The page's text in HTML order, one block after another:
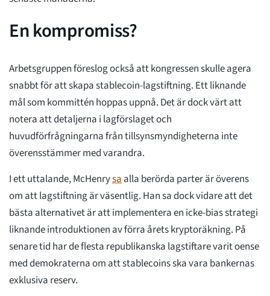
En kompromiss?
Arbetsgruppen föreslog också att kongressen skulle agera
snabbt för att skapa stablecoin-lagstiftning. Ett liknande
mål som kommittén hoppas uppnå. Det är dock värt att
notera att detaljerna i lagförslaget och
huvudförfrågningarna från tillsynsmyndigheterna inte
överensstämmer med varandra.
I ett uttalande, McHenrysa alla berörda parter är överens
om att lagstiftning är väsentlig. Han sa dock vidare att det
bästa alternativet är att implementera en icke-bias strategi
liknande introduktionen av förra årets kryptoräkning. På
senare tid har de flesta republikanska lagstiftare varit oense
med demokraterna om att stablecoins ska vara bankernas
exklusiva reserv.